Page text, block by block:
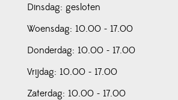
Dinsdag: gesloten
Woensdag: 10.00 - 17.00
Donderdag: 10.00 - 17.00
Vrijdag: 10.00 - 17.00
Zaterdag: 10.00 - 17.00